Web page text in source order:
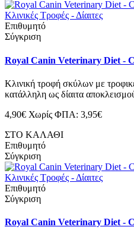
Επιθυμητό
Σύγκριση
Royal Canin Veterinary Diet -
Κλινική τροφή σκύλων με
κατάλληλη ως δίαιτα
4,90€ Χωρίς ΦΠΑ: 3,95€
ΣΤΟ ΚΑΛΑΘΙ
Επιθυμητό
Σύγκριση
Επιθυμητό
Σύγκριση
Royal Canin Veterinary Diet -